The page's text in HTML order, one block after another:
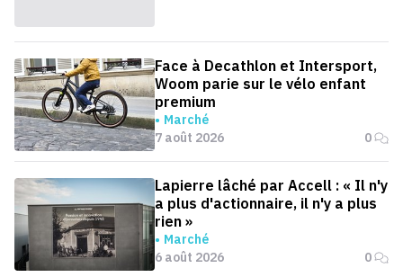
Face à Decathlon et Intersport,
Woom parie sur le vélo enfant
premium
Marché
7 août 2026
0
Lapierre lâché par Accell : « Il n'y
a plus d'actionnaire, il n'y a plus
rien »
Marché
6 août 2026
0